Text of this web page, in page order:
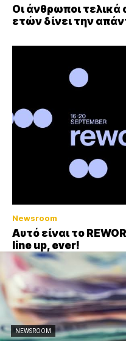
Οι άνθρωποι τελικά
ετών δίνει την
Newsroom
Αυτό είναι το
line up, ever!
NEWSROOM